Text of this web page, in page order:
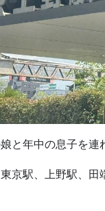
と年中の息子を連
京駅、上野駅、